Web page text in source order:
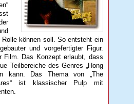
können soll. So entsteht ein
und vorgefertigter Figur.
Film. Das Konzept erlaubt, dass
Teilbereiche des Genres „Hong
kann. Das Thema von „The
ist klassischer Pulp mit